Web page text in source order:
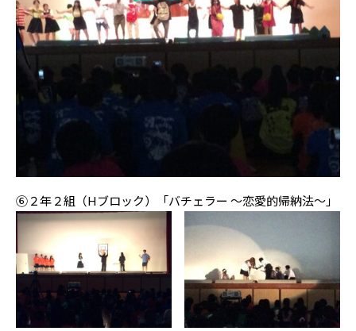
⑥２年２組（Hブロック）「バチェラー 〜恋愛的帰納法〜」